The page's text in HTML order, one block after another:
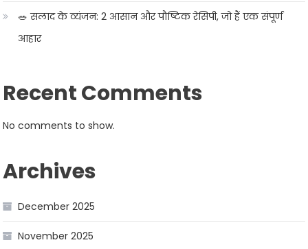
🥗 सलाद के व्यंजन: 2 आसान और पौष्टिक रेसिपी, जो हैं एक संपूर्ण
आहार
Recent Comments
No comments to show.
Archives
December 2025
November 2025